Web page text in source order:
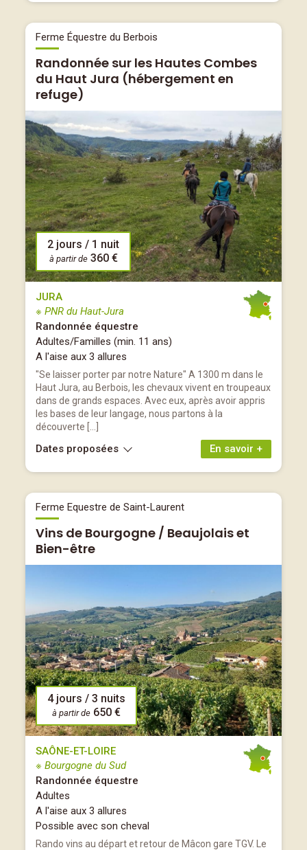
Ferme Équestre du Berbois
Randonnée sur les Hautes Combes
du Haut Jura (hébergement en
refuge)
2 jours / 1 nuit
à partir de 360 €
JURA
※ PNR du Haut-Jura
Randonnée équestre
Adultes/Familles (min. 11 ans)
A l'aise aux 3 allures
"Se laisser porter par notre Nature" A 1300 m dans le
Haut Jura, au Berbois, les chevaux vivent en troupeaux
dans de grands espaces. Avec eux, après avoir appris
les bases de leur langage, nous partons à la
découverte […]
En savoir +
Dates proposées
Ferme Equestre de Saint-Laurent
Vins de Bourgogne / Beaujolais et
Bien-être
4 jours / 3 nuits
à partir de 650 €
SAÔNE-ET-LOIRE
※ Bourgogne du Sud
Randonnée équestre
Adultes
A l'aise aux 3 allures
Possible avec son cheval
Rando vins au départ et retour de Mâcon gare TGV. Le